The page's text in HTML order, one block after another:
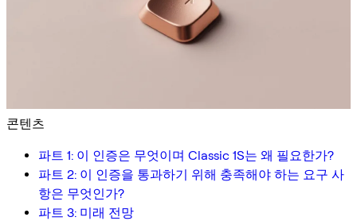
콘텐츠
파트 1: 이 인증은 무엇이며 Classic 1S는 왜 필요한가?
파트 2: 이 인증을 통과하기 위해 충족해야 하는 요구 사
항은 무엇인가?
파트 3: 미래 전망